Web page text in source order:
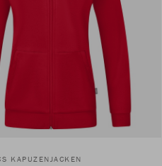
KAPUZENJACKEN